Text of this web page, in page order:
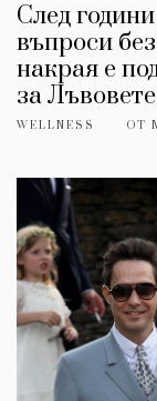
След
въпроси
накрая е
за Лъвовете
WELLNESS ОТ